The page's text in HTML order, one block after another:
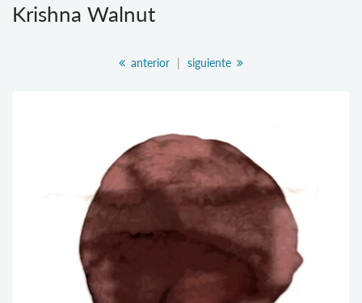
Krishna Walnut
anterior | siguiente